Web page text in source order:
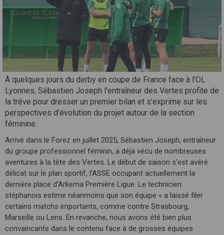
À quelques jours du derby en coupe de France face à l'OL
Lyonnes, Sébastien Joseph l'entraîneur des Vertes profite de
la trêve pour dresser un premier bilan et s'exprime sur les
perspectives d'évolution du projet autour de la section
féminine.
Arrivé dans le Forez en juillet 2025, Sébastien Joseph, entraîneur
du groupe professionnel féminin, a déjà vécu de nombreuses
aventures à la tête des Vertes. Le début de saison s’est avéré
délicat sur le plan sportif, l’ASSE occupant actuellement la
dernière place d’Arkema Première Ligue. Le technicien
stéphanois estime néanmoins que son équipe « a laissé filer
certains matchs importants, comme contre Strasbourg,
Marseille ou Lens. En revanche, nous avons été bien plus
convaincants dans le contenu face à de grosses équipes